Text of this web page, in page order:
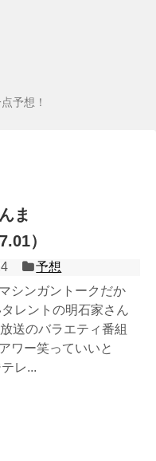
予想！
ま
）
予想
シンガントークだか
レントの明石家さん
送のバラエティ番組
ワー笑っていいと
レ...